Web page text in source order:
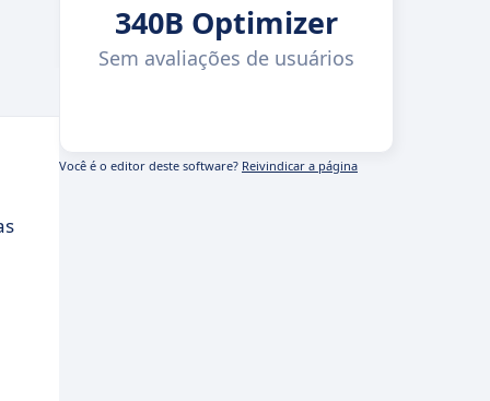
340B Optimizer
Sem avaliações de usuários
Você é o editor deste software? Reivindicar a página